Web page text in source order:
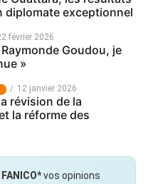
diplomate exceptionnel
février 2026
Raymonde Goudou, je
»
12 janvier 2026
révision de la
la réforme des
FANICO*vos opinions